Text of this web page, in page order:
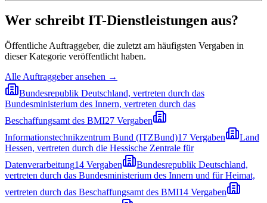
Wer schreibt IT-Dienstleistungen aus?
Öffentliche Auftraggeber, die zuletzt am häufigsten Vergaben in
dieser Kategorie veröffentlicht haben.
Alle Auftraggeber ansehen →
Bundesrepublik Deutschland, vertreten durch das
Bundesministerium des Innern, vertreten durch das
Beschaffungsamt des BMI27 Vergaben
Informationstechnikzentrum Bund (ITZBund)17 Vergaben
Land
Hessen, vertreten durch die Hessische Zentrale für
Datenverarbeitung14 Vergaben
Bundesrepublik Deutschland,
vertreten durch das Bundesministerium des Innern und für Heimat,
vertreten durch das Beschaffungsamt des BMI14 Vergaben